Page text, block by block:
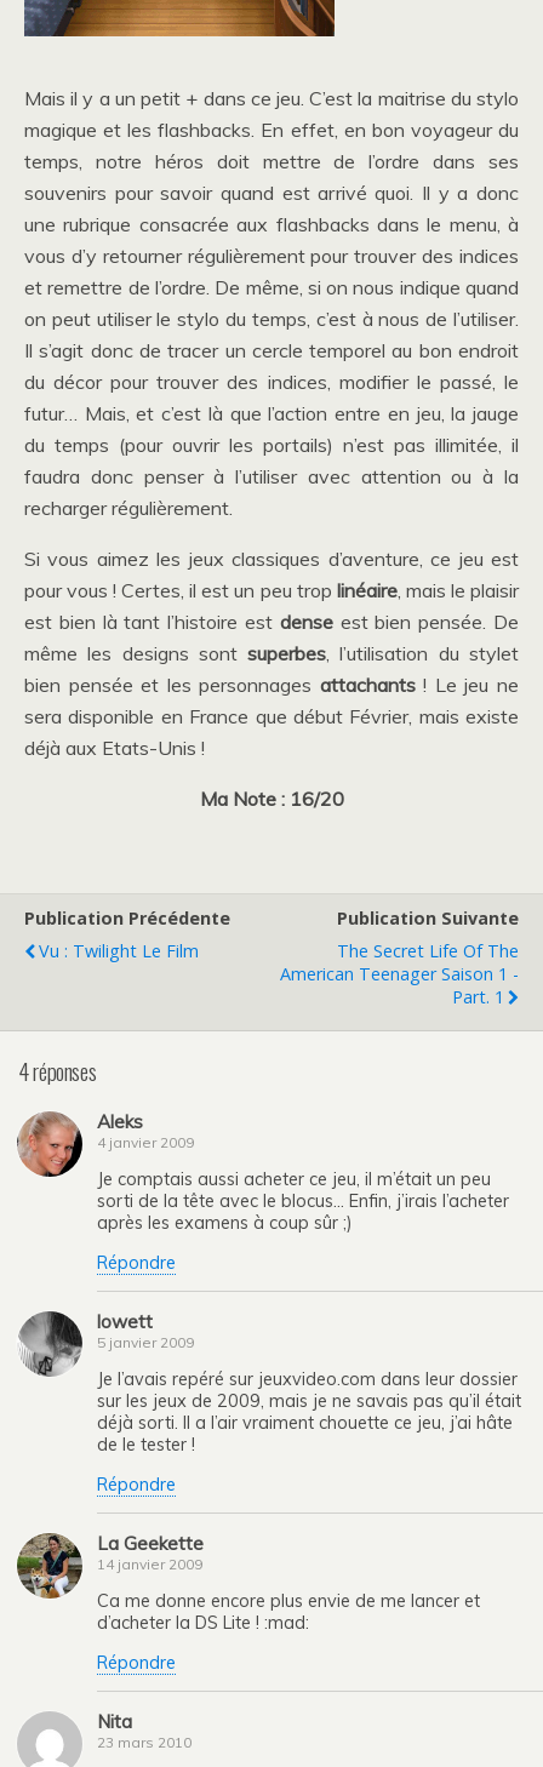
Mais il y a un petit + dans ce jeu. C’est la maitrise du stylo
magique et les flashbacks. En effet, en bon voyageur du
temps, notre héros doit mettre de l’ordre dans ses
souvenirs pour savoir quand est arrivé quoi. Il y a donc
une rubrique consacrée aux flashbacks dans le menu, à
vous d’y retourner régulièrement pour trouver des indices
et remettre de l’ordre. De même, si on nous indique quand
on peut utiliser le stylo du temps, c’est à nous de l’utiliser.
Il s’agit donc de tracer un cercle temporel au bon endroit
du décor pour trouver des indices, modifier le passé, le
futur… Mais, et c’est là que l’action entre en jeu, la jauge
du temps (pour ouvrir les portails) n’est pas illimitée, il
faudra donc penser à l’utiliser avec attention ou à la
recharger régulièrement.
Si vous aimez les jeux classiques d’aventure, ce jeu est
pour vous ! Certes, il est un peu trop linéaire, mais le plaisir
est bien là tant l’histoire est denseest bien pensée. De
même les designs sontsuperbes, l’utilisation du stylet
bien pensée et les personnages attachants! Le jeu ne
sera disponible en France que début Février, mais existe
déjà aux Etats-Unis !
Ma Note : 16/20
Publication Précédente
Vu : Twilight Le Film
Publication Suivante
The Secret Life Of The
American Teenager Saison 1 -
Part. 1
4 réponses
Aleks
4 janvier 2009
Je comptais aussi acheter ce jeu, il m’était un peu
sorti de la tête avec le blocus… Enfin, j’irais l’acheter
après les examens à coup sûr ;)
Répondre
lowett
5 janvier 2009
Je l’avais repéré sur jeuxvideo.com dans leur dossier
sur les jeux de 2009, mais je ne savais pas qu’il était
déjà sorti. Il a l’air vraiment chouette ce jeu, j’ai hâte
de le tester !
Répondre
La Geekette
14 janvier 2009
Ca me donne encore plus envie de me lancer et
d’acheter la DS Lite ! :mad:
Répondre
Nita
23 mars 2010